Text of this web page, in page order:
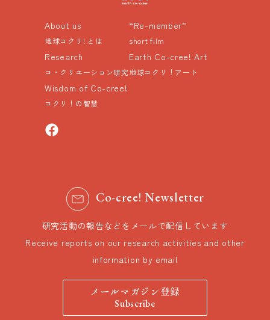
About us
地球コクリ! とは
“Re-member”
short film
Research
コ・クリエーション研究
Earth Co-cree! Art
地球コクリ！アート
Wisdom of Co-cree!
コクリ！の智慧
Co-cree! Newsletter
研究活動の報告などをメールで配信しています
Receive reports on our research activities and other
information by email
メールマガジン登録
Subscribe